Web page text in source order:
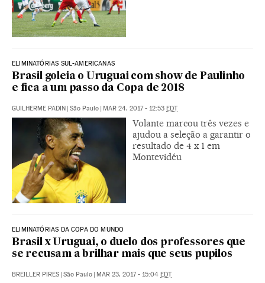
ELIMINATÓRIAS SUL-AMERICANAS
Brasil goleia o Uruguai com show de Paulinho
e fica a um passo da Copa de 2018
GUILHERME PADIN São Paulo MAR 24, 2017 - 12:53 EDT
Volante marcou três vezes e
ajudou a seleção a garantir o
resultado de 4 x 1 em
Montevidéu
ELIMINATÓRIAS DA COPA DO MUNDO
Brasil x Uruguai, o duelo dos professores que
se recusam a brilhar mais que seus pupilos
BREILLER PIRES São Paulo MAR 23, 2017 - 15:04 EDT